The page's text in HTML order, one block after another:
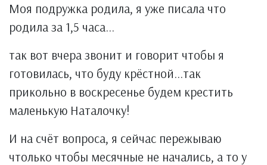
Моя подружка родила, я уже писала что
родила за 1,5 часа...
так вот вчера звонит и говорит чтобы я
готовилась, что буду крёстной...так
прикольно в воскресенье будем крестить
маленькую Наталочку!
И на счёт вопроса, я сейчас пережываю
чтолько чтобы месячные не начались, а то у